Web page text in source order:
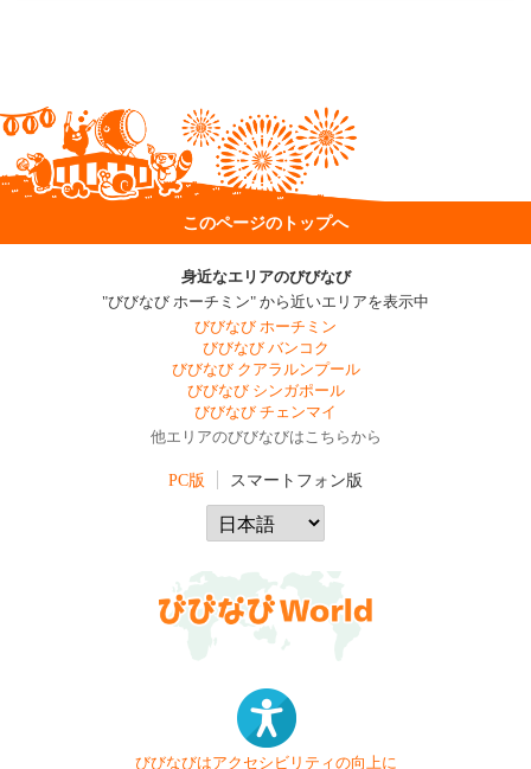
このページのトップへ
身近なエリアのびびなび
"びびなび ホーチミン" から近いエリアを表示中
びびなび ホーチミン
びびなび バンコク
びびなび クアラルンプール
びびなび シンガポール
びびなび チェンマイ
他エリアのびびなびはこちらから
PC版 スマートフォン版
びびなびはアクセシビリティの向上に